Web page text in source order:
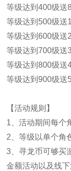
等级达到400级送
等级达到500级送
等级达到600级送
等级达到700级送
等级达到800级送
等级达到900级送
【活动规则】
1、活动期间每个
2、等级以单个角
3、寻龙币可够买
金额活动以及线下